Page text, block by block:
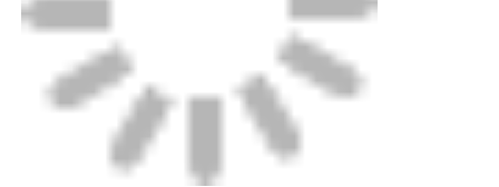
Nachrichten
Referenzen